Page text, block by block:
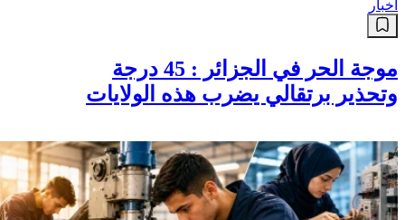
أخبار
موجة الحر في الجزائر : 45 درجة
وتحذير برتقالي يضرب هذه الولايات